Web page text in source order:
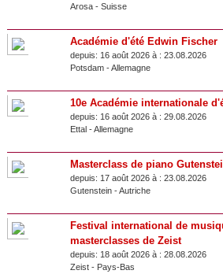
Arosa- Suisse
Académie d'été Edwin Fischer
depuis: 16 août 2026 à : 23.08.2026
Potsdam-Allemagne
10e Académie internationale
depuis: 16 août 2026 à : 29.08.2026
Ettal -Allemagne
Masterclass de piano
depuis: 17 août 2026 à : 23.08.2026
Gutenstein-Autriche
Festival international de
masterclasses de Zeist
depuis: 18 août 2026 à : 28.08.2026
Zeist- Pays-Bas